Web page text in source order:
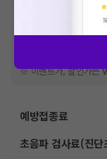
비급여 항목의 경우,
한 가격은 해당 의료기
※급여 항목의 경우,건
격입니다. (진료와 연
산정될 수 있는 점 참고
※ 이벤트가, 할인가는
예방접종료
초음파 검사료(진단